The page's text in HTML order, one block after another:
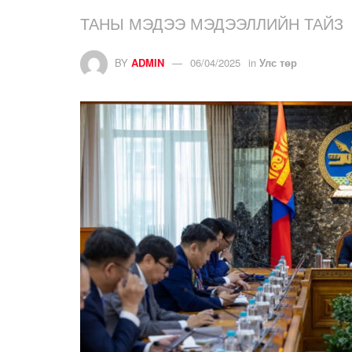
ТАНЫ МЭДЭЭ МЭДЭЭЛЛИЙН ТАЙЗ
BY ADMIN 06/04/2025 in Улс төр